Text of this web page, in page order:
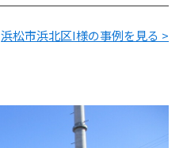
浜松市浜北区I様の事例を見る >